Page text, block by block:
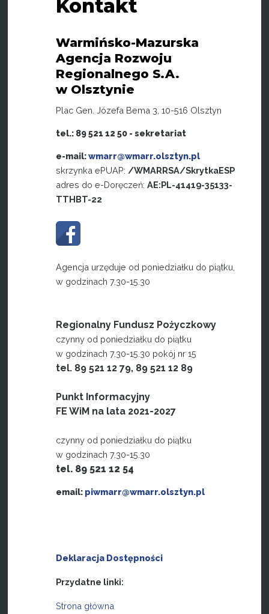
Kontakt
Warmińsko-Mazurska
Agencja Rozwoju
Regionalnego S.A.
w Olsztynie
Plac Gen. Józefa Bema 3, 10-516 Olsztyn
tel.: 89 521 12 50 - sekretariat
e-mail:wmarr@wmarr.olsztyn.pl
skrzynka ePUAP: /WMARRSA/SkrytkaESP
adres do e-Doręczeń:AE:PL-41419-35133-
TTHBT-22
Agencja urzęduje od poniedziałku do piątku,
w godzinach 7.30-15.30
Regionalny Fundusz Pożyczkowy
czynny od poniedziałku do piątku
w godzinach 7.30-15.30 pokój nr 15
tel. 89 521 12 79, 89 521 12 89
Punkt Informacyjny
FE WiM na lata 2021-2027
czynny od poniedziałku do piątku
w godzinach 7.30-15.30
tel. 89 521 12 54
email: piwmarr@wmarr.olsztyn.pl
Deklaracja Dostępności
Przydatne linki:
Strona główna